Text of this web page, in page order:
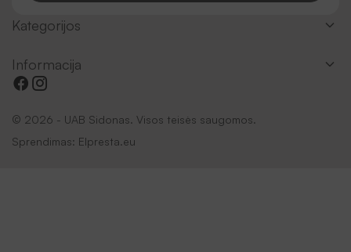
Kategorijos
Informacija
© 2026 - UAB Sidonas. Visos teisės saugomos.
Sprendimas: Elpresta.eu